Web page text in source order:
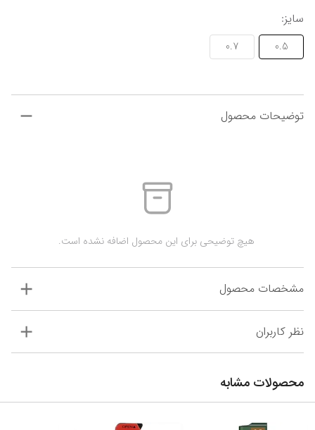
سایز:
0.5
0.7
توضیحات محصول
مشخصات محصول
نظر کاربران
محصولات مشابه